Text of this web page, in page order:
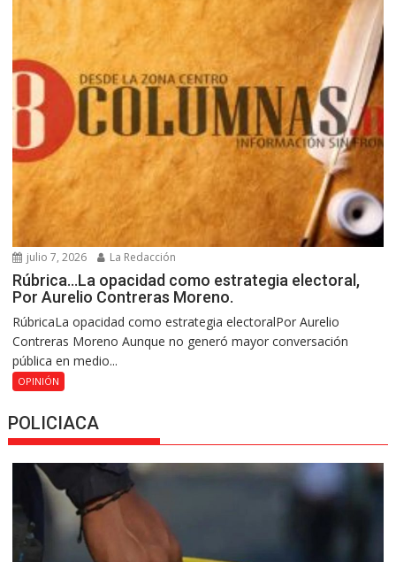
julio 7, 2026 La Redacción
Rúbrica…La opacidad como estrategia electoral,
Por Aurelio Contreras Moreno.
RúbricaLa opacidad como estrategia electoralPor Aurelio
Contreras Moreno Aunque no generó mayor conversación
pública en medio...
OPINIÓN
POLICIACA